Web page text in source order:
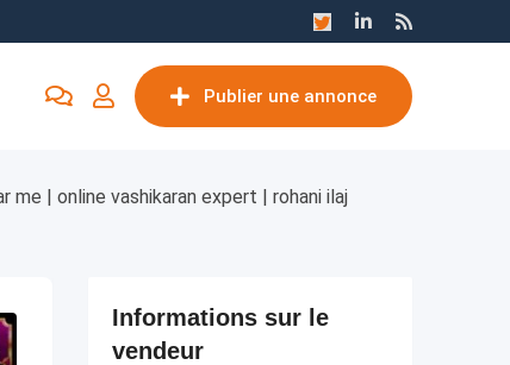
Publier une annonce
me | online vashikaran expert | rohani ilaj
Informations sur le
vendeur